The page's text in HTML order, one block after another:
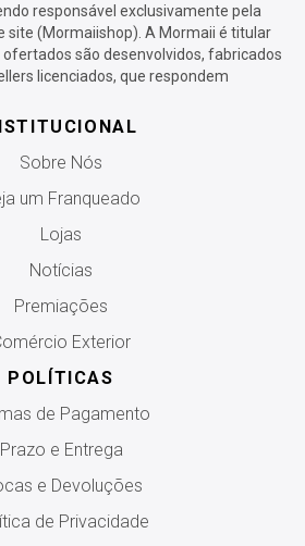
responsável exclusivamente pela
site (Mormaiishop). A Mormaii é titular
são desenvolvidos, fabricados
licenciados, que respondem
Sobre Nós
um Franqueado
Lojas
Notícias
Premiações
Exterior
POLÍTICAS
de Pagamento
Prazo e Entrega
e Devoluções
de Privacidade